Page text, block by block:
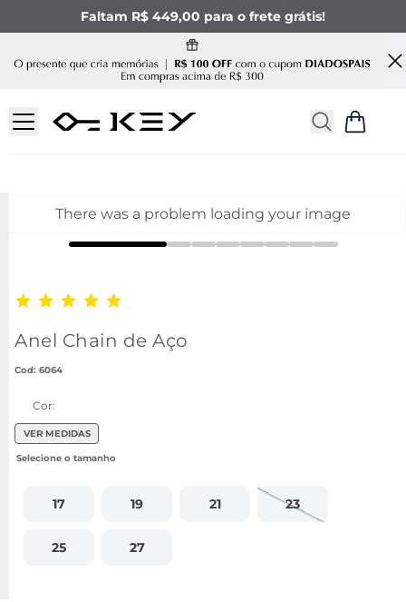
Faltam R$ 449,00 para o frete grátis!
There was a problem loading your image
Anel Chain de Aço
: 6064
Cor:
VER MEDIDAS
17 19 21 23
25 27